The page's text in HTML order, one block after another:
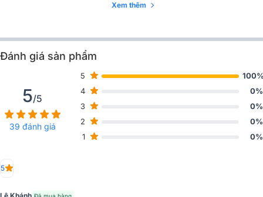
Xem thêm
Đánh giá sản phẩm
5/5
39 đánh giá
5
4
0%
3
0%
2
0%
1
0%
5